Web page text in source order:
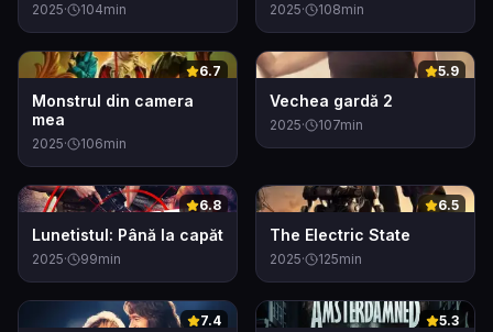
2025· 104min 2025· 108min
0 6.7
Monstrul din camera
mea
2025· 106min
0 5.9
Vechea gardă 2
2025· 107min
0 6.8
Lunetistul: Până la capăt
2025· 99min
0 6.5
The Electric State
2025· 125min
7.4 0 5.3